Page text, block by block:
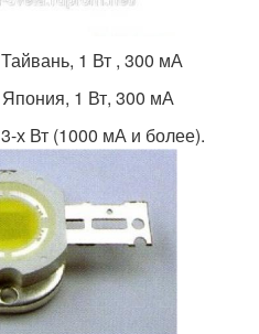
1 Вт , 300 мА
1 Вт, 300 мА
х Вт (1000 мА и более).